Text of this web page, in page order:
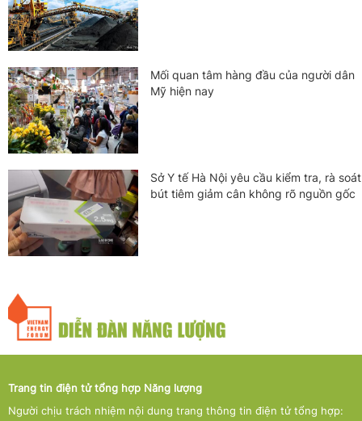
Mối quan tâm hàng đầu của người dân
Mỹ hiện nay
Sở Y tế Hà Nội yêu cầu kiểm tra, rà soát
bút tiêm giảm cân không rõ nguồn gốc
Trang tin điện tử tổng hợp Năng lượng
Người chịu trách nhiệm nội dung trang thông tin điện tử tổng hợp: